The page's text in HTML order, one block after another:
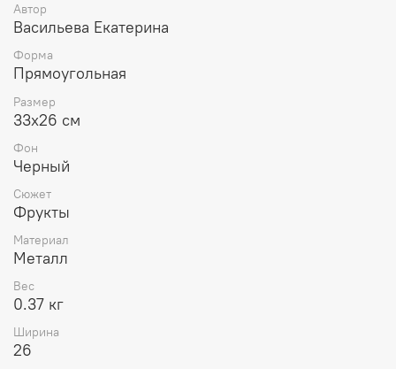
Автор
Васильева Екатерина
Форма
Прямоугольная
Размер
33х26 см
Фон
Черный
Сюжет
Фрукты
Материал
Металл
Вес
0.37 кг
Ширина
26